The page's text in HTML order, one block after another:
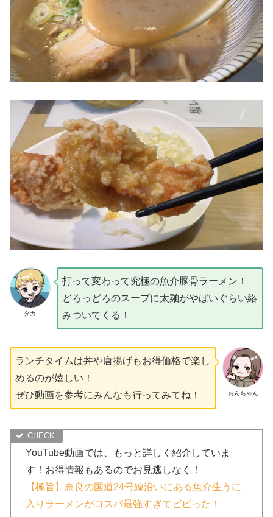
タカ
打って変わって究極の魚介豚骨ラーメン！
どろっどろのスープに太麺がやばいぐらい絡
みついてくる！
おんちゃん
ランチタイムは丼や唐揚げもお得価格で楽し
めるのが嬉しい！
ぜひ動画を参考にみんなも行ってみてね！
YouTube動画では、もっと詳しく紹介していま
す！お得情報もあるのでお見逃しなく！
【極旨】奈良の国道24号線沿いにある魚介生うに
入りラーメンがコスパ最強すぎてビビった！